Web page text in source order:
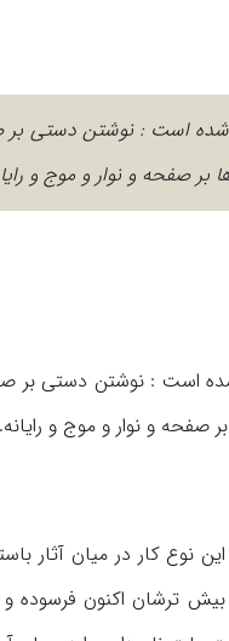
است : نوشتن دستی
بر صفحه و نوار و موج و
است : نوشتن دستی بر
صفحه و نوار و موج و رایانه.
كار در میان آثار
بیش ترشان اکنون